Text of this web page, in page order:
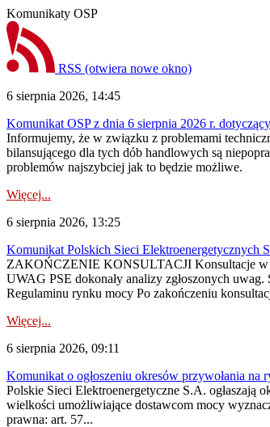
Komunikaty OSP
RSS (otwiera nowe okno)
6 sierpnia 2026, 14:45
Komunikat OSP z dnia 6 sierpnia 2026 r.
Informujemy, że w związku z problemami
bilansującego dla tych dób handlowych są
problemów najszybciej jak to będzie możliwe.
Więcej...
6 sierpnia 2026, 13:25
Komunikat Polskich Sieci
ZAKOŃCZENIE KONSULTACJI Konsultacje w
UWAG PSE dokonały analizy zgłoszonych
Regulaminu rynku mocy Po zakończeniu
Więcej...
6 sierpnia 2026, 09:11
Komunikat o ogłoszeniu okresów przywołania na
Polskie Sieci Elektroenergetyczne S.A.
wielkości umożliwiające dostawcom mocy
prawna: art. 57...